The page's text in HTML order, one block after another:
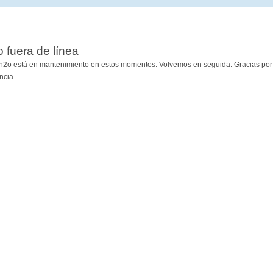
fuera de línea
está en mantenimiento en estos momentos. Volvemos en seguida. Gracias